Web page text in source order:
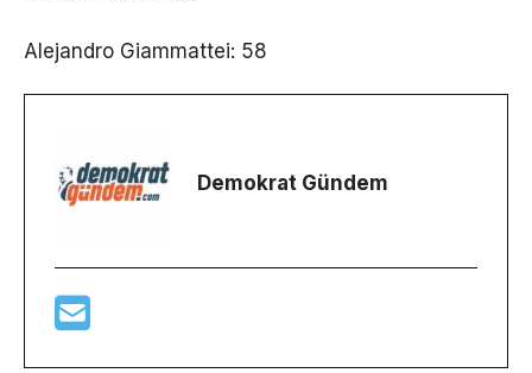
Alejandro Giammattei: 58
Demokrat Gündem